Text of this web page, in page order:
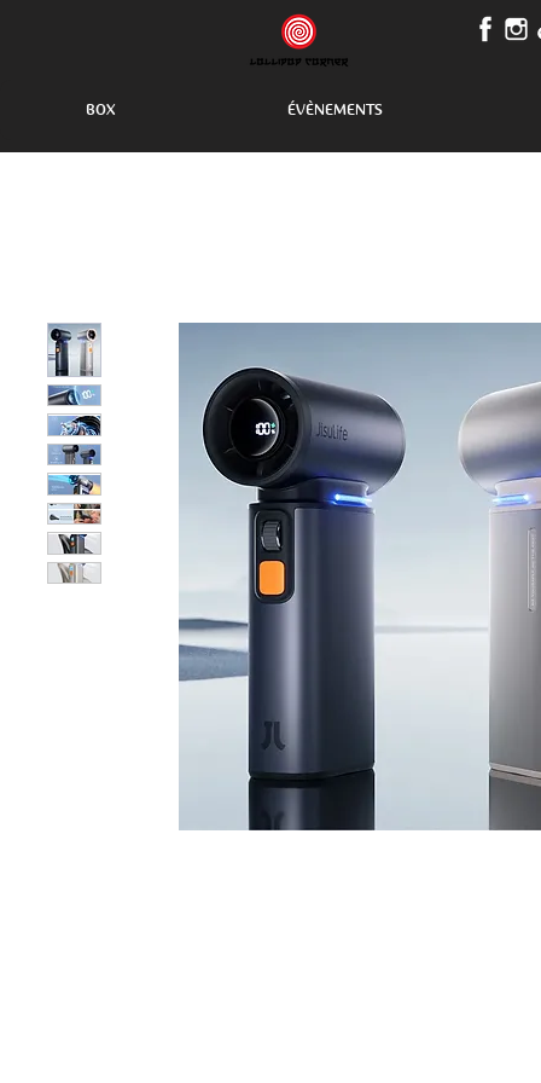
BOX ÉVÈNEMENTS